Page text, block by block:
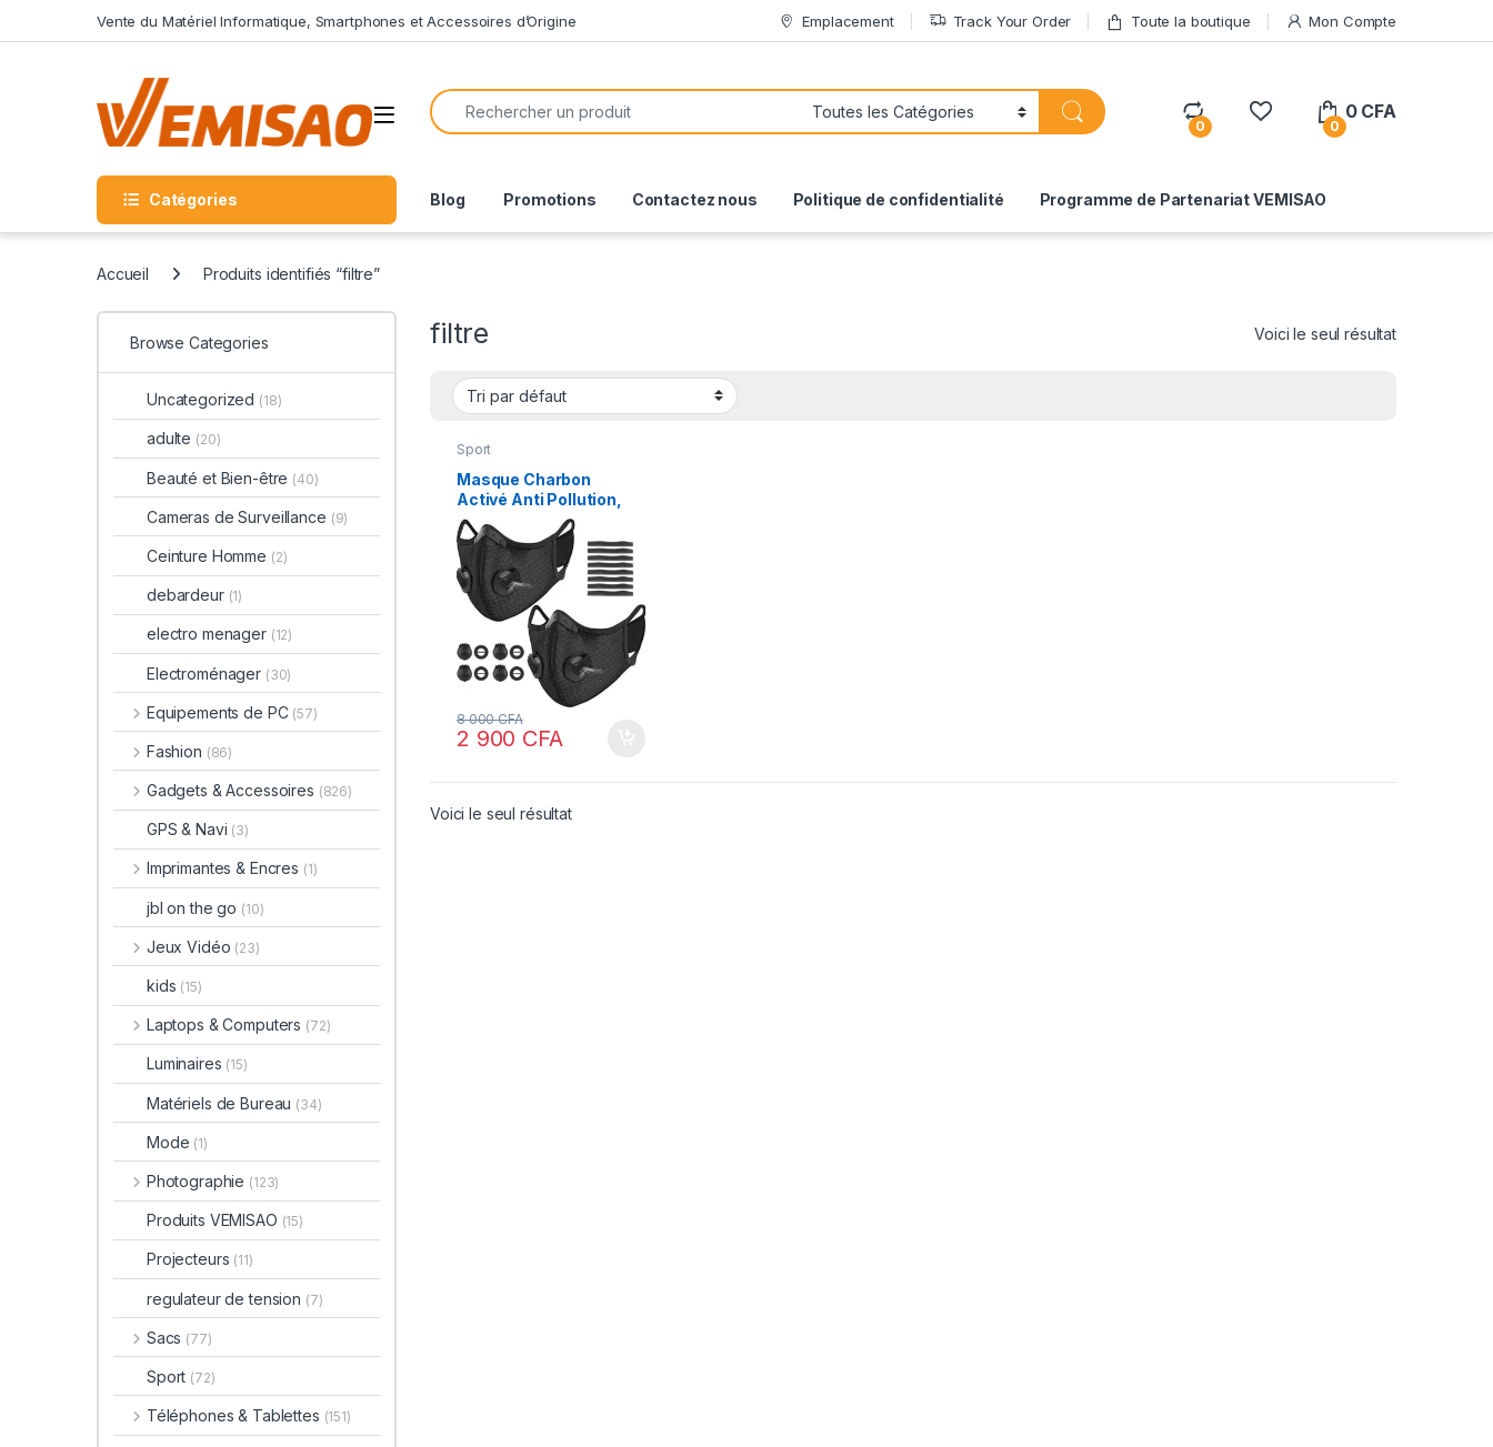
Vente du Matériel Informatique, Smartphones et Accessoires d’Origine Emplacement Track Your Order Toute la boutique Mon Compte
Open
Search for:
0 0
0 CFA
Catégories Blog Promotions Contactez nous Politique de confidentialité Programme de Partenariat VEMISAO
Accueil Produits identifiés “filtre”
filtre Voici le seul résultat
Sport
Masque Charbon
Activé Anti Pollution,
Protection
Respiratoire, avec Filtre
en Coton et Soupape
d’échappement pour
Allergie au Pollen,
Activités de Plein Air
(Noir)
2 900 CFA
8 000CFA
Voici le seul résultat
Browse Categories
Uncategorized (18)
adulte (20)
Beauté et Bien-être (40)
Cameras de Surveillance (9)
Ceinture Homme (2)
debardeur (1)
electro menager (12)
Electroménager (30)
Equipements de PC (57)
Fashion (86)
Gadgets & Accessoires (826)
GPS & Navi (3)
Imprimantes & Encres (1)
jbl on the go (10)
Jeux Vidéo (23)
kids (15)
Laptops & Computers (72)
Luminaires (15)
Matériels de Bureau (34)
Mode (1)
Photographie (123)
Produits VEMISAO (15)
Projecteurs (11)
regulateur de tension (7)
Sacs (77)
Sport (72)
Téléphones & Tablettes (151)